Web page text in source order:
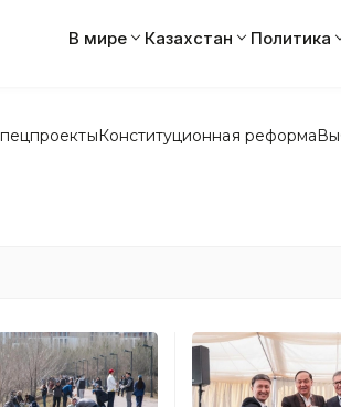
В мире Казахстан Политика
Конституционная реформа